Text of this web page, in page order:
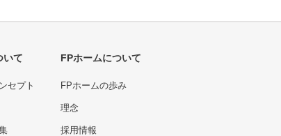
いて
セプト
FPホームについて
FPホームの歩み
理念
採用情報